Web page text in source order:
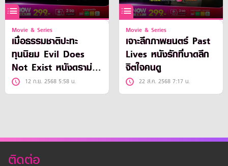
Movie & Series
เมื่อธรรมชาติปะทะ
ทุนนิยม Evil Does
Not Exist หนังดราม่า
แห่งปีที่ผู้กำกับระดับออ
สการ์
12 ก.ย. 2568 5:58 น.
Movie & Series
เจาะลึกภาพยนตร์ Past
Lives หนังรักที่บาดลึก
จิตใจคนดู
22 ส.ค. 2568 7:17 น.
ติดต่อ